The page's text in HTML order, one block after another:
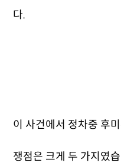
다.
이 사건에서 정차중 후
쟁점은 크게 두 가지였